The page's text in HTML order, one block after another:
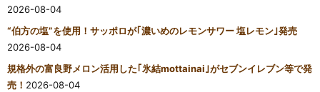
2026-08-04
“伯方の塩”を使用！サッポロが｢濃いめのレモンサワー 塩レモン｣発売
2026-08-04
規格外の富良野メロン活用した｢氷結mottainai｣がセブンイレブン等で発
売！ 2026-08-04